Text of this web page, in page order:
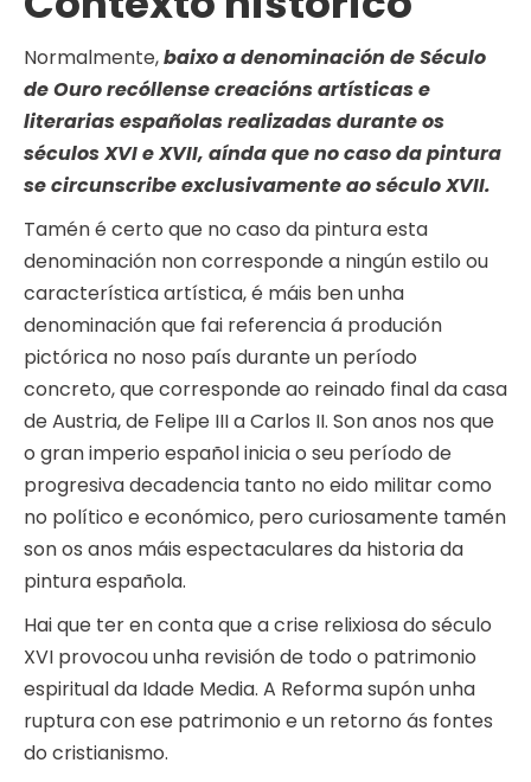
Normalmente,baixo a denominación de Século
de Ouro recóllense creacións artísticas e
literarias españolas realizadas durante os
séculos XVI e XVII, aínda que no caso da pintura
se circunscribe exclusivamente ao século XVII.
Tamén é certo que no caso da pintura esta
denominación non corresponde a ningún estilo ou
característica artística, é máis ben unha
denominación que fai referencia á produción
pictórica no noso país durante un período
concreto, que corresponde ao reinado final da casa
de Austria, de Felipe III a Carlos II. Son anos nos que
o gran imperio español inicia o seu período de
progresiva decadencia tanto no eido militar como
no político e económico, pero curiosamente tamén
son os anos máis espectaculares da historia da
pintura española.
Hai que ter en conta que a crise relixiosa do século
XVI provocou unha revisión de todo o patrimonio
espiritual da Idade Media. A Reforma supón unha
ruptura con ese patrimonio e un retorno ás fontes
do cristianismo.